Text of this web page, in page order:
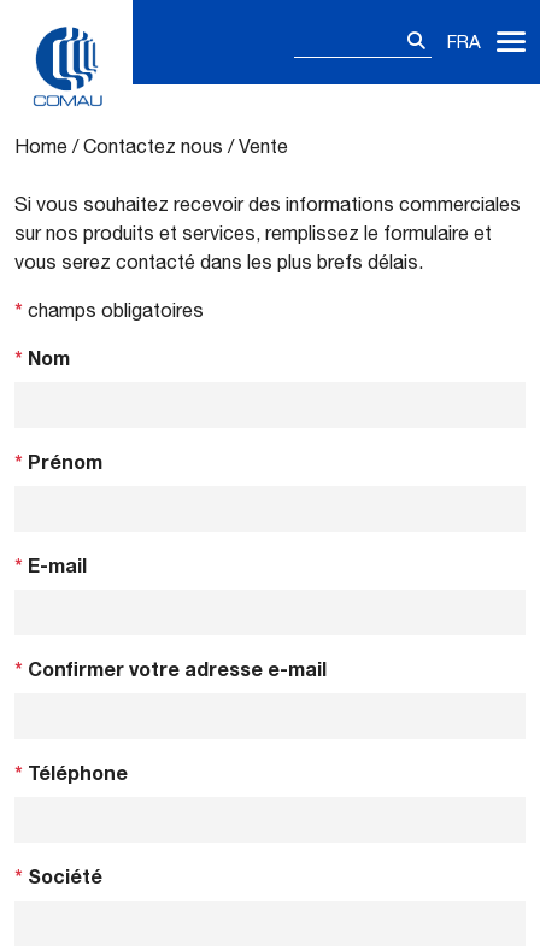
FRA
Vente
Home /Contactez nous /Vente
Si vous souhaitez recevoir des informations commerciales
sur nos produits et services, remplissez le formulaire et
vous serez contacté dans les plus brefs délais.
* champs obligatoires
* Nom
* Prénom
* E-mail
* Confirmer votre adresse e-mail
* Téléphone
* Société